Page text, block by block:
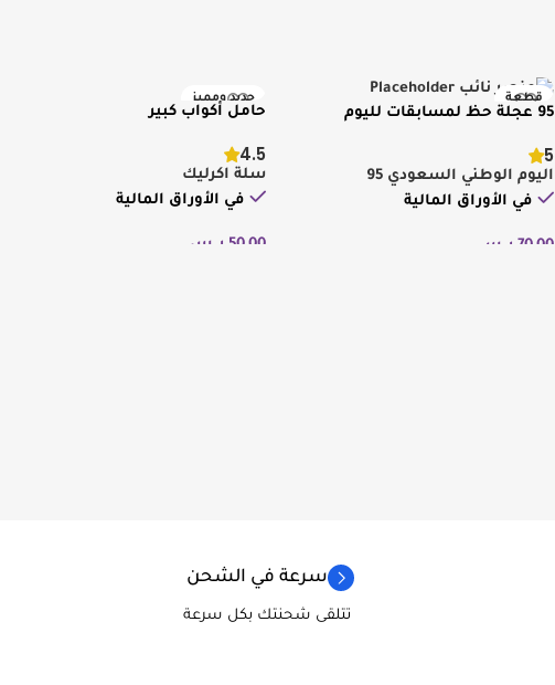
قطعة
جديد ومميز
95 عجلة حظ لمسابقات لليوم
5
اليوم الوطني السعودي 95
في الأوراق المالية
70,00 ر.س
جديد ومميز
حامل أكواب كبير
4.5
سلة اكرليك
في الأوراق المالية
50,00 ر.س
سرعة في الشحن
تتلقى شحنتك بكل سرعة